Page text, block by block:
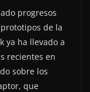
progresos
de la
ya ha llevado a
recientes en
sobre los
que